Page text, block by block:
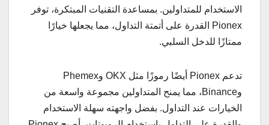
الاستخدام للمتداولين. بمساعدة التقنيات المبتكرة، توفر
Pionex القدرة على أتمتة التداول، مما يجعلها خيارًا
ممتازًا للدخل السلبي.
تدعم Pionex أيضًا رموزًا مثل OKX وPhemex
وBinance، مما يمنح المتداولين مجموعة واسعة من
الخيارات عند التداول. بفضل واجهته سهلة الاستخدام